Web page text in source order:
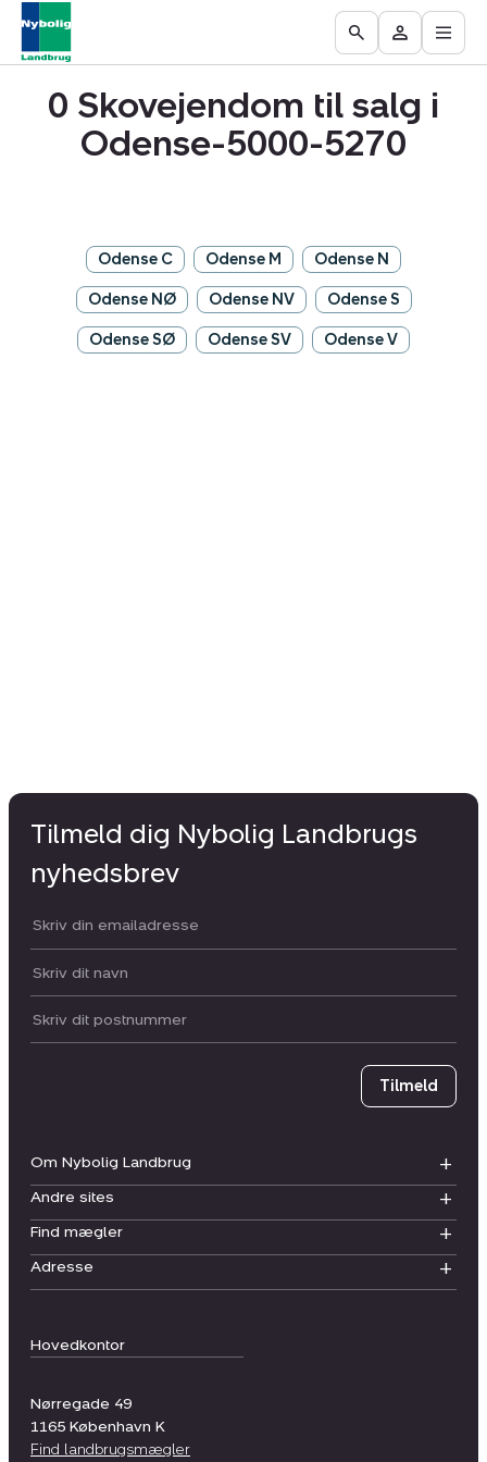
Ejendomme
til
Find
mægler
Få
vurderet
ejendom
Go
to
the
Search
page
Besøg
Mit
område
Åbn
0 Skovejendom til salg i
Odense-5000-5270
Odense C Odense M Odense N
Odense NØ Odense NV Odense S
Odense SØ Odense SV Odense V
Hovedkontor
Nørregade 49
1165 København K
Find landbrugsmægler
Om Nybolig Landbrug
Andre sites
Find mægler
Adresse
Tilmeld dig Nybolig Landbrugs
nyhedsbrev
Din email:
Dit navn:
Postnummer
Tilmeld